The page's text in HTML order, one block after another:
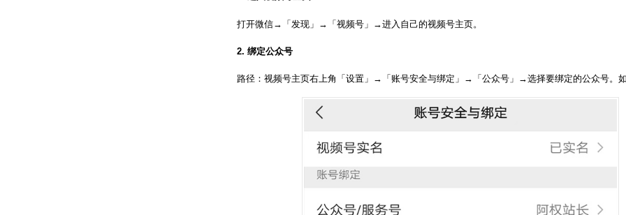
打开微信→「发现」→「视频号」→进入自己的视频号主页。
2. 绑定公众号
路径：视频号主页右上角「设置」→「账号安全与绑定」→「公众号」→选择要绑定的公众号。